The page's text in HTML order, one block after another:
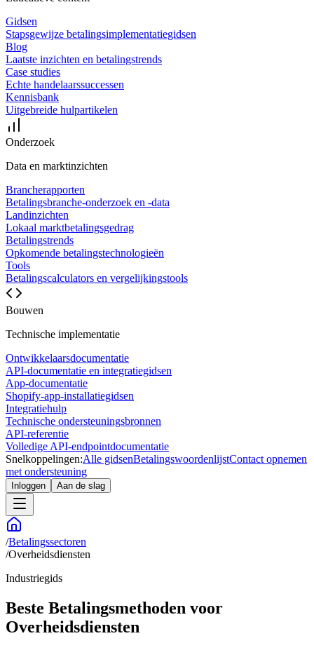
Gidsen
Stapsgewijze betalingsimplementatiegidsen
Blog
Laatste inzichten en betalingstrends
Case studies
Echte handelaarssuccessen
Kennisbank
Uitgebreide hulpartikelen
Onderzoek
Data en marktinzichten
Brancherapporten
Betalingsbranche-onderzoek en -data
Landinzichten
Lokaal marktbetalingsgedrag
Betalingstrends
Opkomende betalingstechnologieën
Tools
Betalingscalculators en vergelijkingstools
Bouwen
Technische implementatie
Ontwikkelaarsdocumentatie
API-documentatie en integratiegidsen
App-documentatie
Shopify-app-installatiegidsen
Integratiehulp
Technische ondersteuningsbronnen
API-referentie
Volledige API-endpointdocumentatie
Snelkoppelingen:Alle gidsenBetalingswoordenlijstContact opnemen
met ondersteuning
Inloggen Aan de slag
/Betalingssectoren
/Overheidsdiensten
Industriegids
Beste Betalingsmethoden voor
Overheidsdiensten